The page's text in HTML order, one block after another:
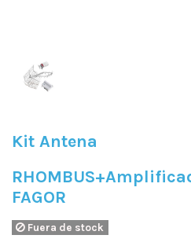
Kit Antena
FAGOR
Fuera de stock